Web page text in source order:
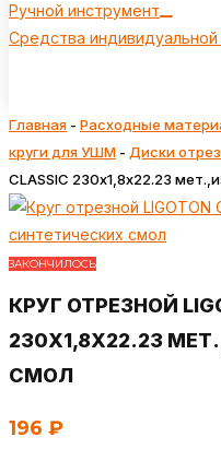
Ручной инструмент
Средства
Главная - Расходные
круги для УШМ - Диски
CLASSIC 230х1,8х22.23
ЗАКОНЧИЛОСЬ
КРУГ ОТРЕЗНОЙ
230Х1,8Х22.23
СМОЛ
196 ₽